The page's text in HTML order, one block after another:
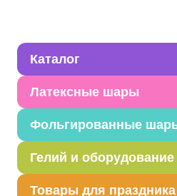
Каталог
Латексные шары
Фольгированные
Гелий и оборудование
Товары для праздника
Глобальный масштаб:
Kosan, фестивали в Тюмени
31.03.2026
На 30% снижается
30.03.2026
Belbal - новые цвета
13 новых цветов в 4-
26.03.2026